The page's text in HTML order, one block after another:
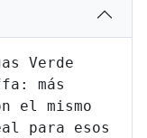
Verde
más
el mismo
para esos